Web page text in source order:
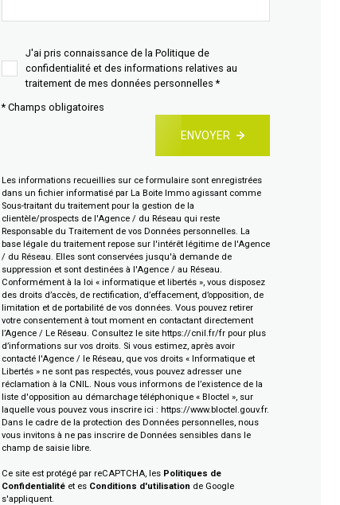
J'ai pris connaissance de la Politique de
confidentialité et des informations relatives au
traitement de mes données personnelles *
* Champs obligatoires
ENVOYER
Les informations recueillies sur ce formulaire sont enregistrées
dans un fichier informatisé par La Boite Immo agissant comme
Sous-traitant du traitement pour la gestion de la
clientèle/prospects de l'Agence / du Réseau qui reste
Responsable du Traitement de vos Données personnelles. La
base légale du traitement repose sur l'intérêt légitime de l'Agence
/ du Réseau. Elles sont conservées jusqu'à demande de
suppression et sont destinées à l'Agence / au Réseau.
Conformément à la loi « informatique et libertés », vous disposez
des droits d’accès, de rectification, d’effacement, d’opposition, de
limitation et de portabilité de vos données. Vous pouvez retirer
votre consentement à tout moment en contactant directement
l’Agence / Le Réseau. Consultez le site https://cnil.fr/frpour plus
d’informations sur vos droits. Si vous estimez, après avoir
contacté l'Agence / le Réseau, que vos droits « Informatique et
Libertés » ne sont pas respectés, vous pouvez adresser une
réclamation à la CNIL. Nous vous informons de l’existence de la
liste d'opposition au démarchage téléphonique « Bloctel », sur
laquelle vous pouvez vous inscrire ici : https://www.bloctel.gouv.fr.
Dans le cadre de la protection des Données personnelles, nous
vous invitons à ne pas inscrire de Données sensibles dans le
champ de saisie libre.
Ce site est protégé par reCAPTCHA, les Politiques de
Confidentialitéet es Conditions d'utilisation de Google
s'appliquent.